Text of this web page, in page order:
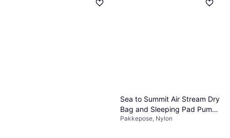
Sea to Summit Air Stream Dry
Bag and Sleeping Pad Pump
Sack
Pakkepose, Nylon